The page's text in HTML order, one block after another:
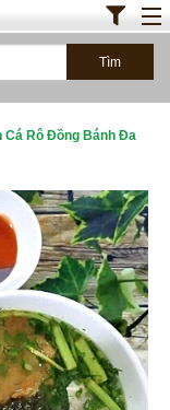
Cá Rô Đồng Bánh Đa